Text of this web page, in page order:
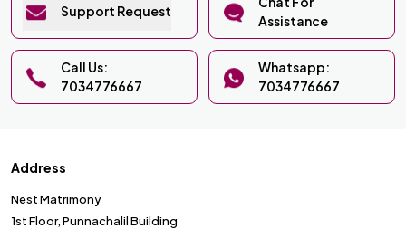
Support Request
Assistance
Call Us:
7034776667
Whatsapp:
7034776667
Address
Nest Matrimony
1st Floor, Punnachalil Building